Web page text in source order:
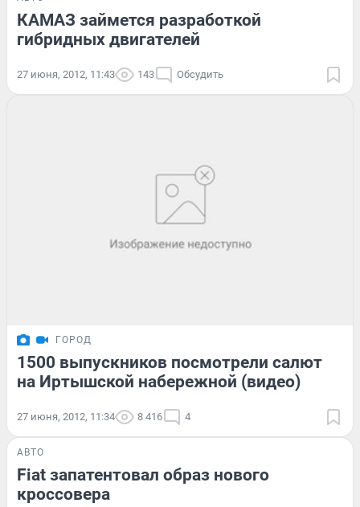
КАМАЗ займется разработкой
гибридных двигателей
27 июня, 2012, 11:43 143 Обсудить
ГОРОД
1500 выпускников посмотрели салют
на Иртышской набережной (видео)
27 июня, 2012, 11:34 8 416 4
АВТО
Fiat запатентовал образ нового
кроссовера